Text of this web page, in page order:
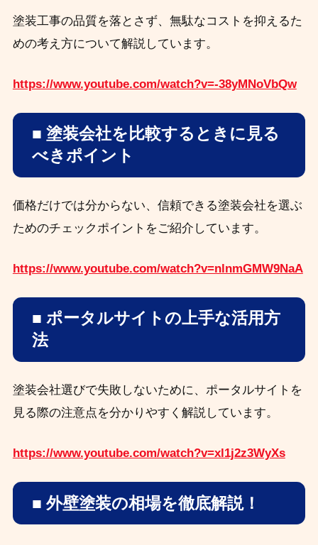
塗装工事の品質を落とさず、無駄なコストを抑えるた
めの考え方について解説しています。
https://www.youtube.com/watch?v=-38yMNoVbQw
■ 塗装会社を比較するときに見る
べきポイント
価格だけでは分からない、信頼できる塗装会社を選ぶ
ためのチェックポイントをご紹介しています。
https://www.youtube.com/watch?v=nlnmGMW9NaA
■ ポータルサイトの上手な活用方
法
塗装会社選びで失敗しないために、ポータルサイトを
見る際の注意点を分かりやすく解説しています。
https://www.youtube.com/watch?v=xl1j2z3WyXs
■ 外壁塗装の相場を徹底解説！